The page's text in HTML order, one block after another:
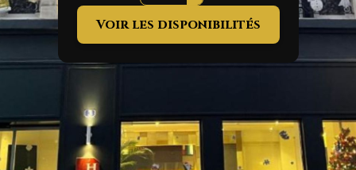
Voir les disponibilités